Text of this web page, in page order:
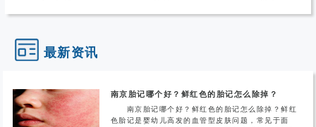
最新资讯
南京胎记哪个好？鲜红色的胎记怎么除掉？
南京胎记哪个好？鲜红色的胎记怎么除掉？鲜红
色胎记是婴幼儿高发的血管型皮肤问题，常见于面